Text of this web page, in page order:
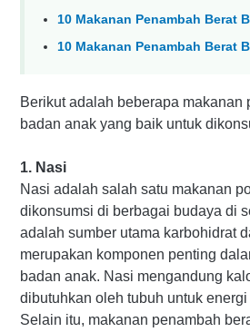
10 Makanan Penambah Berat
10 Makanan Penambah Berat
Berikut adalah beberapa makanan
badan anak yang baik untuk
1. Nasi
Nasi adalah salah satu makanan
dikonsumsi di berbagai budaya di
adalah sumber utama karbohidrat
merupakan komponen penting
badan anak. Nasi mengandung
dibutuhkan oleh tubuh untuk
Selain itu, makanan penambah